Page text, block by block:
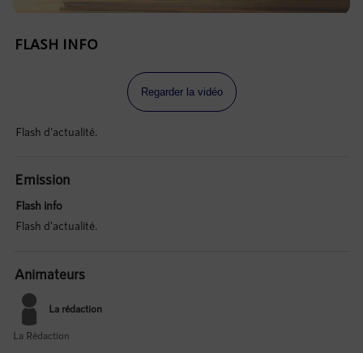
FLASH INFO
Regarder la vidéo
Flash d'actualité.
Emission
Flash info
Flash d'actualité.
Animateurs
La rédaction
La Rédaction